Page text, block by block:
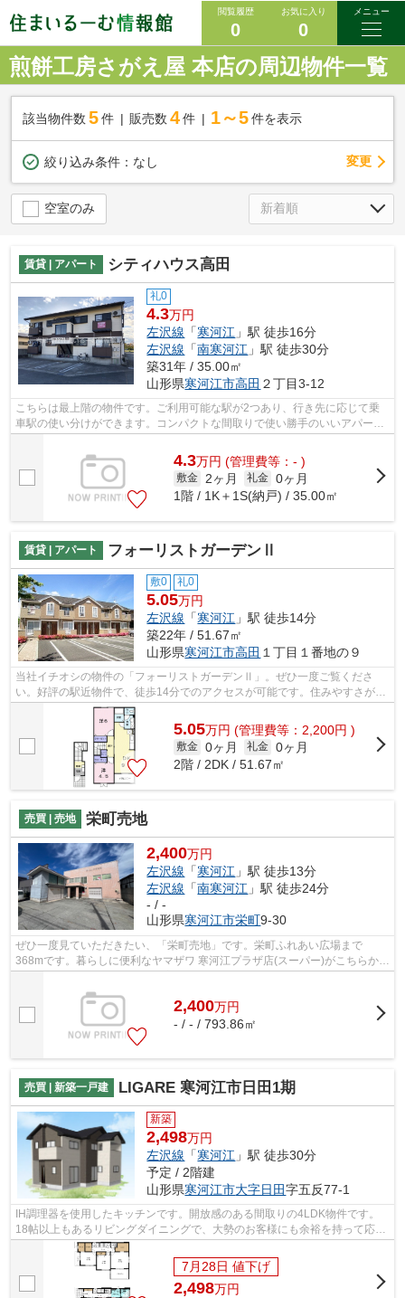
閲覧履歴
0
お気に入り
0
メニュー
煎餅工房さがえ屋 本店の周辺物件一覧
該当物件数 5件 販売数 4 件 1～5 件を表示
絞り込み条件： なし 変更
空室のみ
賃貸 | アパート シティハウス高田
礼0
4.3万円
左沢線 「寒河江 」駅 徒歩16分
左沢線 「南寒河江 」駅 徒歩30分
築31年 / 35.00㎡
山形県寒河江市高田 ２丁目3-12
こちらは最上階の物件です。ご利用可能な駅が2つあり、行き先に応じて乗
車駅の使い分けができます。コンパクトな間取りで使い勝手のいいアパート
4.3万円 (管理費等：- )
敷金 2ヶ月 礼金 0ヶ月
1階 / 1K＋1S(納戸) / 35.00㎡
賃貸 | アパート フォーリストガーデンⅡ
敷0 礼0
5.05万円
左沢線 「寒河江 」駅 徒歩14分
築22年 / 51.67㎡
山形県寒河江市高田 １丁目１番地の９
当社イチオシの物件の「フォーリストガーデンⅡ」。ぜひ一度ご覧くださ
い。好評の駅近物件で、徒歩14分でのアクセスが可能です。住みやすさが満
載でイチオシのアパートはこちらです。寒...
5.05万円 (管理費等：2,200円 )
敷金 0ヶ月 礼金 0ヶ月
2階 / 2DK / 51.67㎡
売買 | 売地 栄町売地
2,400万円
左沢線 「寒河江 」駅 徒歩13分
左沢線 「南寒河江 」駅 徒歩24分
- / -
山形県寒河江市栄町9-30
ぜひ一度見ていただきたい、「栄町売地」です。栄町ふれあい広場まで
368mです。暮らしに便利なヤマザワ 寒河江プラザ店(スーパー)がこちらから
2,400万円
- / - / 793.86㎡
売買 | 新築一戸建 LIGARE 寒河江市日田1期
新築
2,498万円
左沢線 「寒河江 」駅 徒歩30分
予定 / 2階建
山形県寒河江市大字日田字五反77-1
IH調理器を使用したキッチンです。開放感のある間取りの4LDK物件です。
18帖以上もあるリビングダイニングで、大勢のお客様にも余裕を持って応対
できます。お財布にも優しい、2,798万円...
7月28日 値下げ
2,498万円